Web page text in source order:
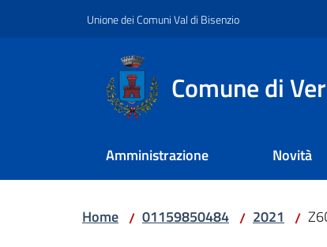
Unione dei Comuni Val di Bisenzio
Comune di
Amministrazione Novità
Home / 01159850484 / 2021 /